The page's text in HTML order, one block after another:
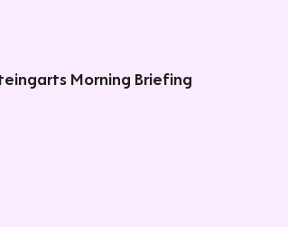
Morning Briefing